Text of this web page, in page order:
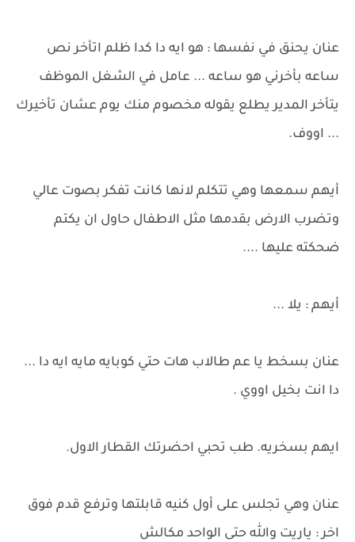
عنان يحنق في نفسها : هو ايه دا كدا ظلم اتأخر نص
ساعه بأخرني هو ساعه ... عامل في الشغل الموظف
يتأخر المدير يطلع يقوله مخصوم منك يوم عشان تأخيرك
... اووف.
أيهم سمعها وهي تتكلم لانها كانت تفكر بصوت عالي
وتضرب الارض بقدمها مثل الاطفال حاول ان يكتم
ضحكته عليها ....
أيهم : يلا ...
عنان بسخط يا عم طالاب هات حتي كوبايه مايه ايه دا ...
دا انت بخيل اووي .
ايهم بسخريه. طب تحبي احضرتك القطار الاول.
عنان وهي تجلس على أول كنيه قابلتها وترفع قدم فوق
اخر : ياريت والله حتى الواحد مكالش